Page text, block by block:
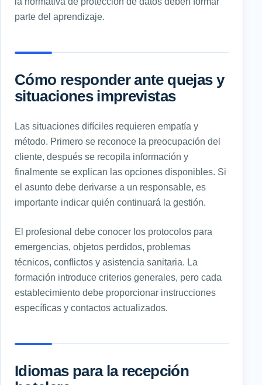
parte del aprendizaje.
Cómo responder ante quejas y
situaciones imprevistas
Las situaciones difíciles requieren empatía y
método. Primero se reconoce la preocupación del
cliente, después se recopila información y
finalmente se explican las opciones disponibles. Si
el asunto debe derivarse a un responsable, es
importante indicar quién continuará la gestión.
El profesional debe conocer los protocolos para
emergencias, objetos perdidos, problemas
técnicos, conflictos y asistencia sanitaria. La
formación introduce criterios generales, pero cada
establecimiento debe proporcionar instrucciones
específicas y contactos actualizados.
Idiomas para la recepción